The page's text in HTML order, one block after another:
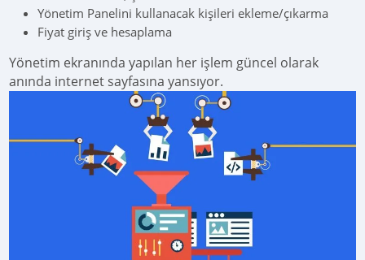
Yönetim Panelini kullanacak kişileri ekleme/çıkarma
Fiyat giriş ve hesaplama
Yönetim ekranında yapılan her işlem güncel olarak
anında internet sayfasına yansıyor.